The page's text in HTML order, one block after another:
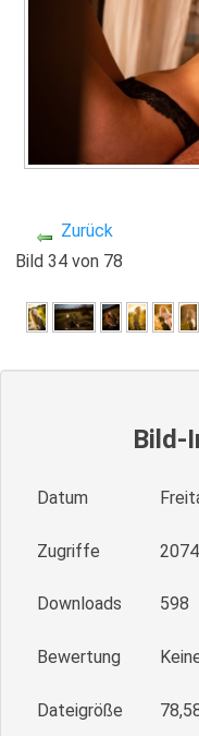
Zurück
Bild 34 von 78
Bild-
Datum
Zugriffe 2074
Downloads 598
Bewertung
Dateigröße